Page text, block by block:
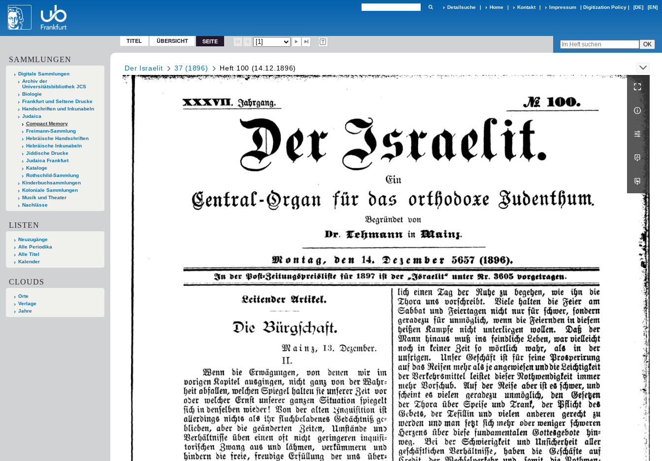
Detailsuche | Home | Kontakt | Impressum | Digitization Policy | [DE] [EN]
TITEL ÜBERSICHT SEITE
SAMMLUNGEN
Digitale Sammlungen
Archiv der
Universitätsbibliothek JCS
Biologie
Frankfurt und Seltene Drucke
Handschriften und Inkunabeln
Judaica
Compact Memory
Freimann-Sammlung
Hebräische Handschriften
Hebräische Inkunabeln
Jiddische Drucke
Judaica Frankfurt
Kataloge
Rothschild-Sammlung
Kinderbuchsammlungen
Koloniale Sammlungen
Musik und Theater
Nachlässe
LISTEN
Neuzugänge
Alle Periodika
Alle Titel
Kalender
CLOUDS
Orte
Verlage
Jahre
Der Israelit 37 (1896) Heft 100 (14.12.1896)